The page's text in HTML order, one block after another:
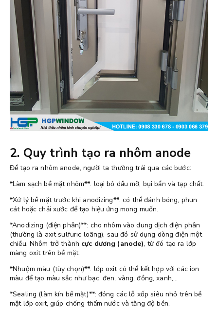
2. Quy trình tạo ra nhôm anode
Để tạo ra nhôm anode, người ta thường trải qua các bước:
*Làm sạch bề mặt nhôm**: loại bỏ dầu mỡ, bụi bẩn và tạp chất.
*Xử lý bề mặt trước khi anodizing**: có thể đánh bóng, phun
cát hoặc chải xước để tạo hiệu ứng mong muốn.
*Anodizing (điện phân)**: cho nhôm vào dung dịch điện phân
(thường là axit sulfuric loãng), sau đó sử dụng dòng điện một
chiều. Nhôm trở thành cực dương (anode), từ đó tạo ra lớp
màng oxit trên bề mặt.
*Nhuộm màu (tùy chọn)**: lớp oxit có thể kết hợp với các ion
màu để tạo màu sắc như bạc, đen, vàng, đồng, xanh,…
*Sealing (làm kín bề mặt)**: đóng các lỗ xốp siêu nhỏ trên bề
mặt lớp oxit, giúp chống thấm nước và tăng độ bền.